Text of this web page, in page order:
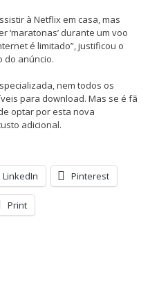
à Netflix em casa, mas
‘maratonas’ durante um voo
é limitado”, justificou o
do anúncio.
nem todos os
para download. Mas se é fã
optar por esta nova
adicional.
LinkedIn Pinterest
Print